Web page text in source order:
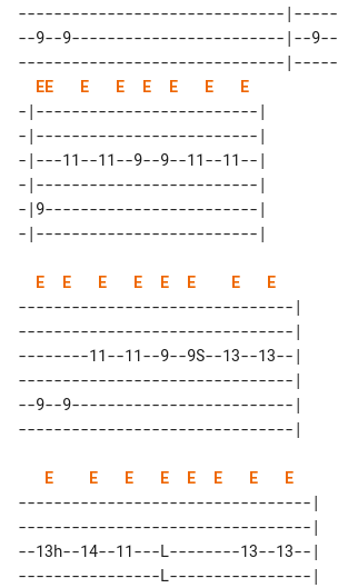
------------------------------|-----
--9--9------------------------|--9--
------------------------------|-----
EE E E E E E
E
-|-------------------------|
-|-------------------------|
-|---11--11--9--9--11--11--|
-|-------------------------|
-|9------------------------|
E E E E E E E
E
-------------------------------|
-------------------------------|
--------11--11--9--9S--13--13--|
-------------------------------|
--9--9-------------------------|
E E E E E E E
E
---------------------------------|
---------------------------------|
--13h--14--11---L--------13--13--|
----------------L----------------|